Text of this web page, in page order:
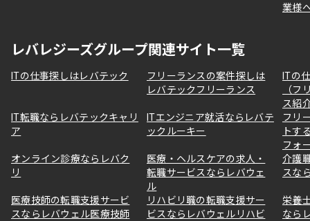
業様
レバレジーズグループ関連サイト一覧
ITの仕事探しはレバテック
フリーランスの案件探しは
レバテックフリーランス
ITの
（フ
ス紹
IT転職ならレバテックキャリ
ア
ITエンジニア就活ならレバテ
ックルーキー
フリ
トす
フォ
オンライン診療ならレバク
リ
医療・ヘルスケアの求人・
転職サービスならレバウェ
ル
介護
スな
医療技師の転職支援サービ
スならレバウェル医療技師
リハビリ職の転職支援サー
ビスならレバウェルリハビ
栄養
なら